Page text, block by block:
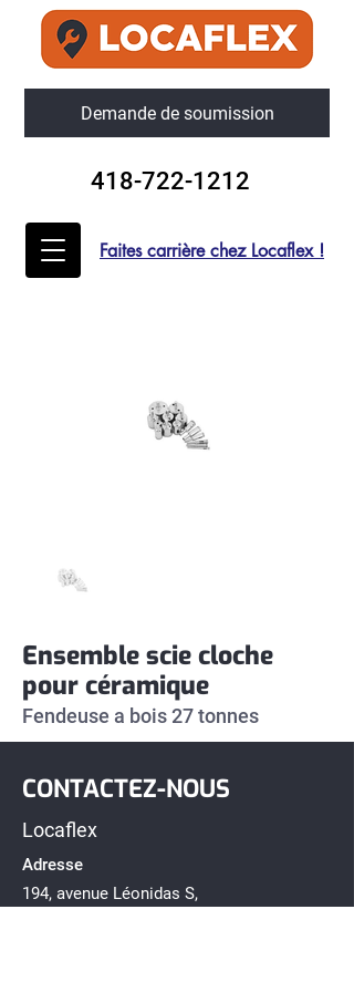
Demande de soumission
418-722-1212
Faites carrière chez Locaflex !
Ensemble scie cloche
pour céramique
Fendeuse a bois 27 tonnes
CONTACTEZ-NOUS
Locaflex
Adresse
194, avenue Léonidas S,